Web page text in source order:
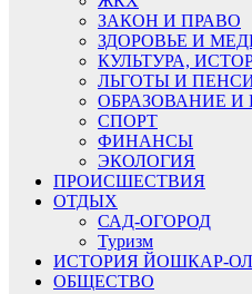
ЗАКОН И ПРАВО
ЗДОРОВЬЕ И
КУЛЬТУРА,
ЛЬГОТЫ И
ОБРАЗОВАНИЕ
СПОРТ
ФИНАНСЫ
ЭКОЛОГИЯ
ПРОИСШЕСТВИЯ
ОТДЫХ
САД-ОГОРОД
Туризм
ИСТОРИЯ ЙОШКАР-
ОБЩЕСТВО